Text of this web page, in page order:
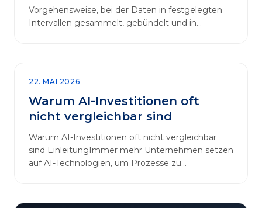
Vorgehensweise, bei der Daten in festgelegten
Intervallen gesammelt, gebündelt und in
22. MAI 2026
Warum AI-Investitionen oft
nicht vergleichbar sind
Warum AI-Investitionen oft nicht vergleichbar
sind EinleitungImmer mehr Unternehmen setzen
auf AI-Technologien, um Prozesse zu
verschaffen. In diesem Artikel betrachten wir die